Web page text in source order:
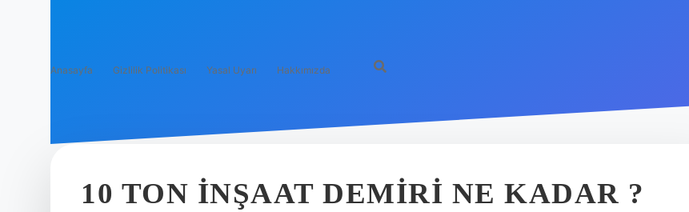
Anasayfa Gizlilik Politikası Yasal Uyarı Hakkımızda
10 TON INŞAAT DEMIRI NE KADAR ?